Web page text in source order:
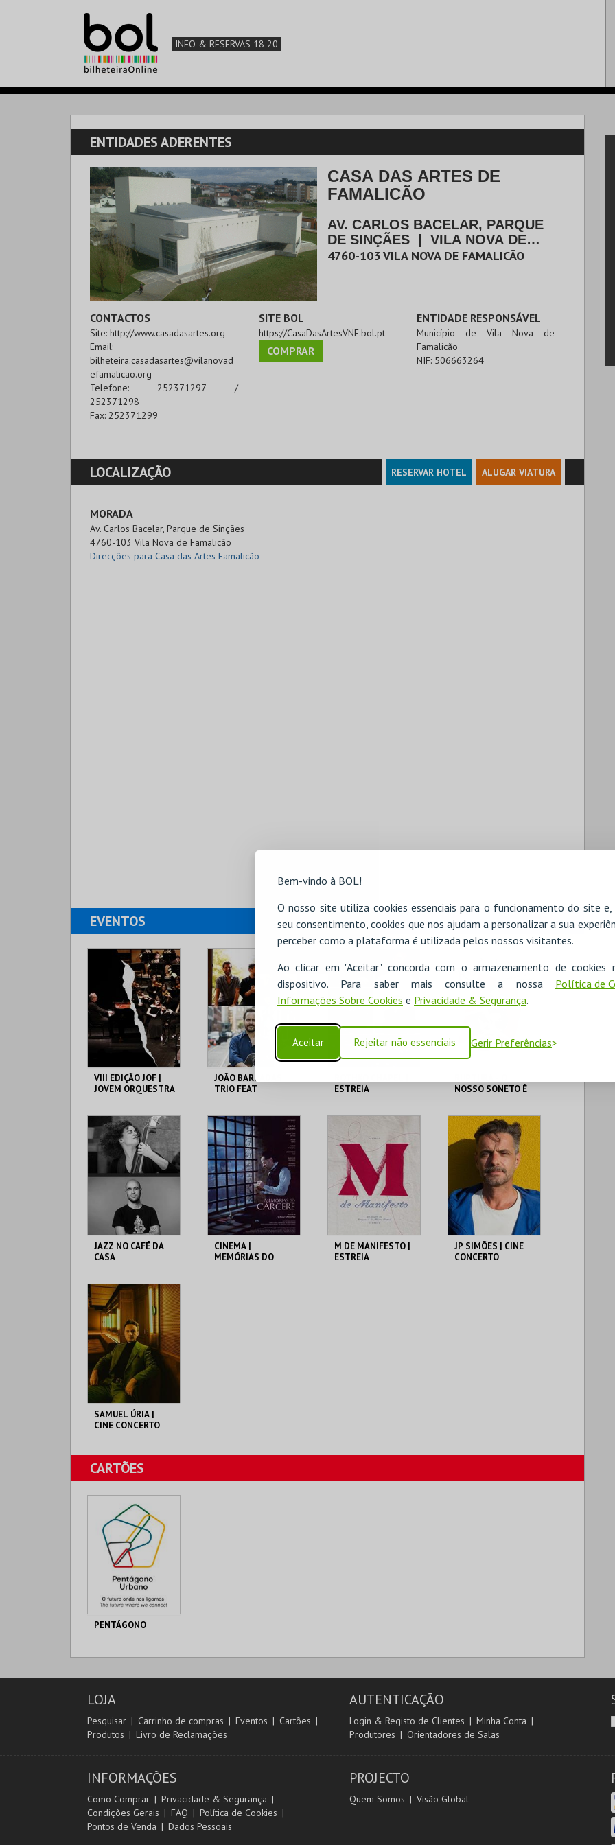
Bem-vindo à BOL!
O nosso site utiliza cookies essenciais para o funcionamento do site
seu consentimento, cookies que nos ajudam a personalizar a sua
perceber como a plataforma é utilizada pelos nossos visitantes.
Ao clicar em "Aceitar" concorda com o armazenamento de cookies
dispositivo. Para saber mais consulte a nossa Política de
Informações Sobre Cookies e Privacidade & Segurança.
Aceitar Rejeitar não essenciais Gerir Preferências
INFO & RESERVAS 18 20
ENTIDADES ADERENTES
CASA DAS ARTES DE
FAMALICÃO
AV. CARLOS BACELAR, PARQUE
DE SINÇÃES
VILA NOVA DE
FAMALICÃO
4760-103VILA NOVA DE FAMALICÃO
CONTACTOS
Site: http://www.casadasartes.org
Email:
bilheteira.casadasartes@vilanovad
efamalicao.org
Telefone:252371297 /
252371298
Fax: 252371299
SITE BOL
https://CasaDasArtesVNF.bol.pt
COMPRAR
ENTIDADE RESPONSÁVEL
Município de Vila Nova de
Famalicão
NIF: 506663264
LOCALIZAÇÃO RESERVAR HOTEL ALUGAR VIATURA
MORADA
Av. Carlos Bacelar, Parque de Sinçães
4760-103 Vila Nova de Famalicão
Direcções para Casa das Artes Famalicão
EVENTOS
VIII EDIÇÃO JOF |
JOVEM ORQUESTRA
CASA DAS ARTES
FAMALICÃO
MAIS INFO
COMPRAR
JOÃO BARRADAS
TRIO FEAT
CASA DAS ARTES
FAMALICÃO
MAIS INFO
COMPRAR
ESTREIA
CASA DAS ARTES
FAMALICÃO
MAIS INFO
COMPRAR
NOSSO SONETO É
CASA DAS ARTES
FAMALICÃO
MAIS INFO
COMPRAR
JAZZ NO CAFÉ DA
CASA
CASA DAS ARTES
FAMALICÃO
MAIS INFO
COMPRAR
CINEMA |
MEMÓRIAS DO
M DE MANIFESTO |
ESTREIA
JP SIMÕES | CINE
CONCERTO
SAMUEL ÚRIA |
CINE CONCERTO
CASA DAS ARTES
FAMALICÃO
MAIS INFO
COMPRAR
CARTÕES
PENTÁGONO
PENTÁGONO
AQUISIÇÃO
COMPRAR
LOJA
Pesquisar Carrinho de compras Eventos
Cartões
Produtos
Livro de Reclamações
AUTENTICAÇÃO
Login & Registo de Clientes
Minha Conta
Produtores
Orientadores de Salas
INFORMAÇÕES
Como Comprar
Privacidade & Segurança
Condições Gerais
FAQ
Política de Cookies
Pontos de Venda
Dados Pessoais
PROJECTO
Quem Somos Visão Global